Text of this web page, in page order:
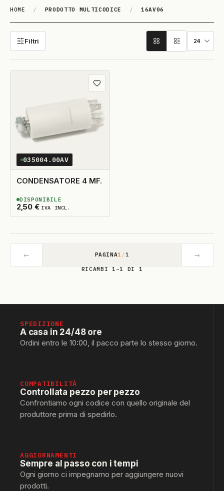
HOME / PRODOTTO MULTICODICE / 16AV06
16AV06
Filtri
Aggiungi ai preferiti
035004.00AV
CONDENSATORE 4 MF.
2,50 € IVA INCL.
2DISPONIBILI
DISPONIBILE
← PAGINA1 /1 →
RICAMBI 1–1 DI 1
SPEDIZIONE
A casa in 24/48 ore
Ordini entro le 10:00, il pacco parte lo stesso giorno.
COMPATIBILITÀ
Controllata pezzo per pezzo
Confrontiamo ogni codice con quello originale del
produttore prima di spedirlo.
AGGIORNAMENTI
Sempre al passo con i tempi
Ogni giorno ci impegnamo per aggiungere nuovi
prodotti.